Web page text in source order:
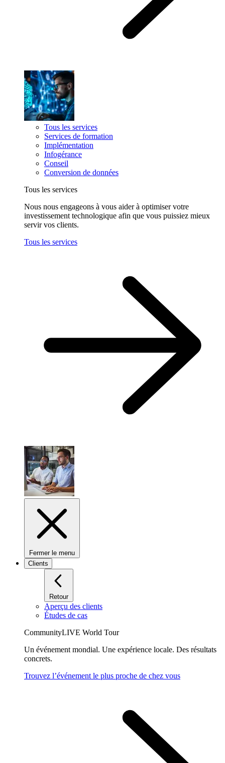
Tous les services
Services de formation
Implémentation
Infogérance
Conseil
Conversion de données
Tous les services
Nous nous engageons à vous aider à optimiser votre
investissement technologique afin que vous puissiez mieux
servir vos clients.
Tous les services
Fermer le menu
Clients
Retour
Aperçu des clients
Études de cas
CommunityLIVE World Tour
Un événement mondial. Une expérience locale. Des résultats
concrets.
Trouvez l’événement le plus proche de chez vous